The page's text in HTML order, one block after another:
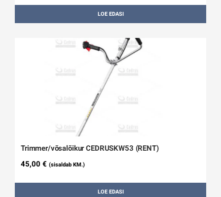
LOE EDASI
Trimmer/võsalõikur CEDRUSKW53 (RENT)
45,00 € (sisaldab KM.)
LOE EDASI